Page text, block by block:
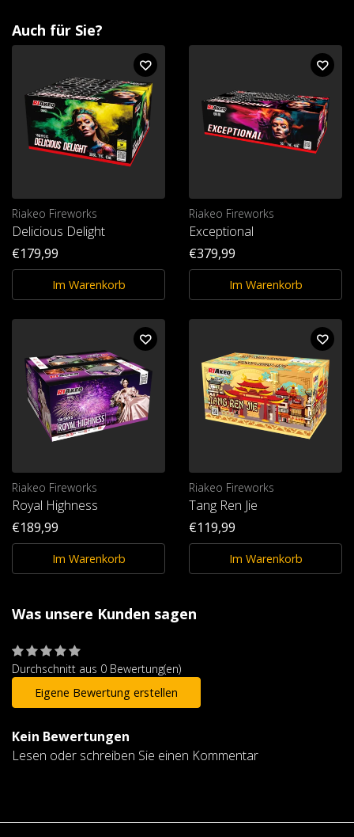
Auch für Sie?
Riakeo Fireworks
Delicious Delight
€179,99
Im Warenkorb
Riakeo Fireworks
Exceptional
€379,99
Im Warenkorb
Riakeo Fireworks
Royal Highness
€189,99
Im Warenkorb
Riakeo Fireworks
Tang Ren Jie
€119,99
Im Warenkorb
Was unsere Kunden sagen
Durchschnitt aus 0 Bewertung(en)
Eigene Bewertung erstellen
Kein Bewertungen
Lesen oder schreiben Sie einen Kommentar